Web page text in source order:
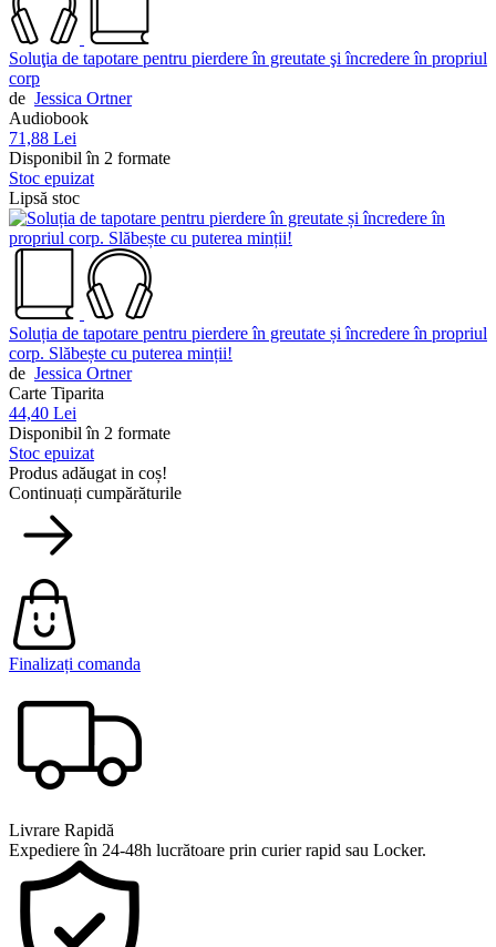
Soluţia de tapotare pentru pierdere în greutate şi încredere în propriul
corp
de Jessica Ortner
Audiobook
71,88 Lei
Disponibil în 2 formate
Stoc epuizat
Lipsă stoc
Soluția de tapotare pentru pierdere în greutate și încredere în propriul
corp. Slăbește cu puterea minții!
de Jessica Ortner
Carte Tiparita
44,40 Lei
Disponibil în 2 formate
Stoc epuizat
Produs adăugat in coș!
Continuați cumpărăturile
Finalizați comanda
Livrare Rapidă
Expediere în 24-48h lucrătoare prin curier rapid sau Locker.